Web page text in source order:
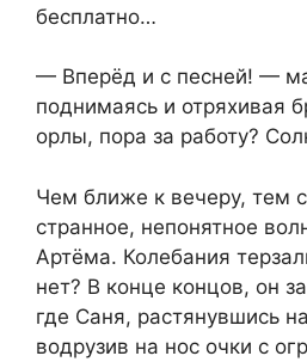
бесплатно…
— Вперёд и с песней! —
поднимаясь и отряхивая
орлы, пора за работу?
Чем ближе к вечеру, тем
странное, непонятное
Артёма. Колебания
нет? В конце концов, он
где Саня, растянувшись
водрузив на нос очки с